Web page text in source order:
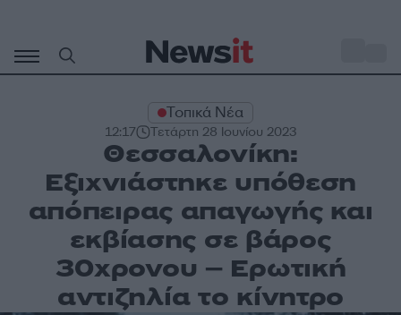
περιεχόμενο
Τοπικά Νέα
12:17 Τετάρτη 28 Ιουνίου 2023
Θεσσαλονίκη:
Εξιχνιάστηκε υπόθεση
απόπειρας απαγωγής και
εκβίασης σε βάρος
30χρονου – Ερωτική
αντιζηλία το κίνητρο